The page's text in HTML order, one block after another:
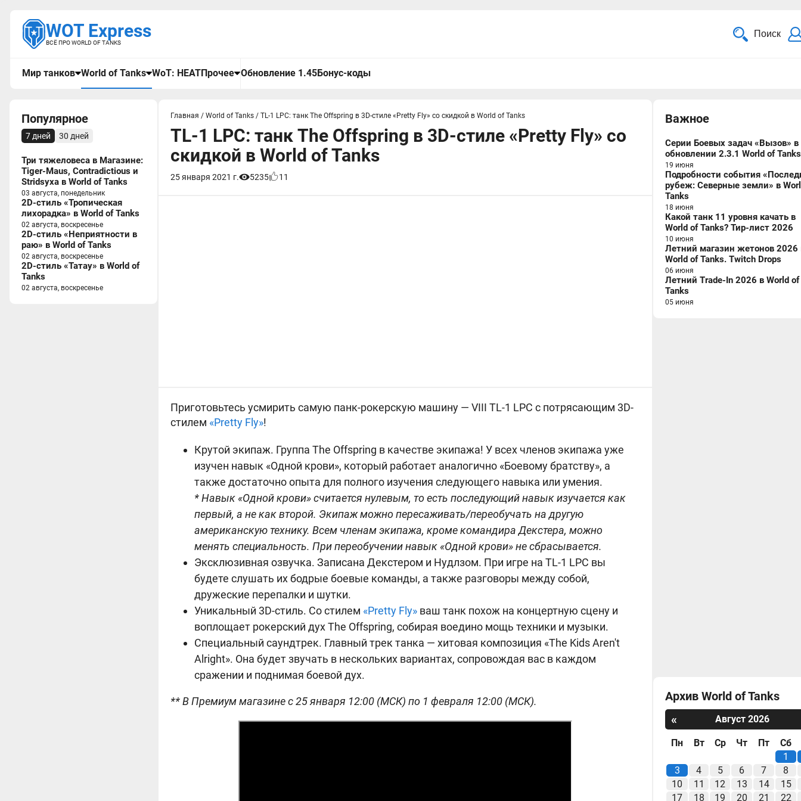
WOT Express
ВСЁ ПРО WORLD OF TANKS
Поиск
Мир танков World of Tanks WoT: HEATПрочее Обновление 1.45Бонус-коды
Популярное
7 дней 30 дней
Три тяжеловеса в Магазине:
Tiger-Maus, Contradictious и
Stridsyxa в World of Tanks
03 августа, понедельник
2D-стиль «Тропическая
лихорадка» в World of Tanks
02 августа, воскресенье
2D-стиль «Неприятности в
раю» в World of Tanks
02 августа, воскресенье
2D-стиль «Татау» в World of
Tanks
02 августа, воскресенье
Главная / World of Tanks / TL-1 LPC: танк The Offspring в 3D-стиле «Pretty Fly» со скидкой в World of Tanks
TL-1 LPC: танк The Offspring в 3D-стиле «Pretty Fly» со
скидкой в World of Tanks
25 января 2021 г. 5235 11
Приготовьтесь усмирить самую панк-рокерскую машину — VIII TL-1 LPC с потрясающим 3D-
стилем «Pretty Fly»!
Крутой экипаж. Группа The Offspring в качестве экипажа! У всех членов экипажа уже
изучен навык «Одной крови», который работает аналогично «Боевому братству», а
также достаточно опыта для полного изучения следующего навыка или умения.
* Навык «Одной крови» считается нулевым, то есть последующий навык изучается как
первый, а не как второй. Экипаж можно пересаживать/переобучать на другую
американскую технику. Всем членам экипажа, кроме командира Декстера, можно
менять специальность. При переобучении навык «Одной крови» не сбрасывается.
Эксклюзивная озвучка. Записана Декстером и Нудлзом. При игре на TL-1 LPC вы
будете слушать их бодрые боевые команды, а также разговоры между собой,
дружеские перепалки и шутки.
Уникальный 3D-стиль. Со стилем «Pretty Fly» ваш танк похож на концертную сцену и
воплощает рокерский дух The Offspring, собирая воедино мощь техники и музыки.
Специальный саундтрек. Главный трек танка — хитовая композиция «The Kids Aren't
Alright». Она будет звучать в нескольких вариантах, сопровождая вас в каждом
сражении и поднимая боевой дух.
** В Премиум магазине с 25 января 12:00 (МСК) по 1 февраля 12:00 (МСК).
Важное
Серии Боевых задач «Вызов» в
обновлении 2.3.1 World of Tanks
19 июня
Подробности события
рубеж: Северные земли» в
Tanks
18 июня
Какой танк 11 уровня качать в
World of Tanks? Тир-лист 2026
10 июня
Летний магазин жетонов 2026
World of Tanks. Twitch Drops
06 июня
Летний Trade-In 2026 в World of
Tanks
05 июня
Архив World of Tanks
«
Август 2026
Пн Вт Ср Чт Пт
Сб
1
3
4 5 6 7
8
10
11 12 13 14
15
17
18 19 20 21 22